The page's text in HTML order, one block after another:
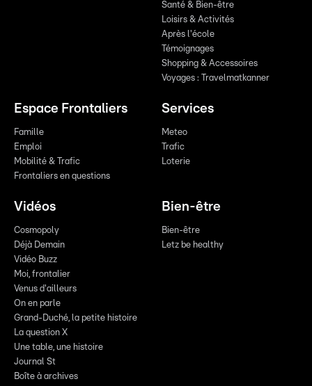
Santé & Bien-être
Loisirs & Activités
Après l'école
Témoignages
Shopping & Accessoires
Voyages : Travelmatkanner
Espace Frontaliers
Famille
Emploi
Mobilité & Trafic
Frontaliers en questions
Services
Meteo
Trafic
Loterie
Vidéos
Cosmopoly
Déjà Demain
Vidéo Buzz
Moi, frontalier
Venus d'ailleurs
On en parle
Grand-Duché, la petite histoire
La question X
Une table, une histoire
Journal St
Boîte à archives
Bien-être
Bien-être
Letz be healthy